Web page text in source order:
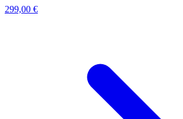
299,00 €